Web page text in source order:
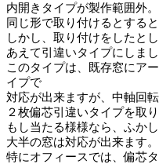
内開きタイプが製作範囲外。
同じ形で取り付けるとする
しかし、取り付けをしたと
あえて引違いタイプにしまし
このタイプは、既存窓にア
イプで
対応が出来ますが、中軸回
２枚偏芯引違いタイプを取
もし当たる様様なら、ふか
大半の窓は対応が出来ます。
特にオフィースでは、偏芯